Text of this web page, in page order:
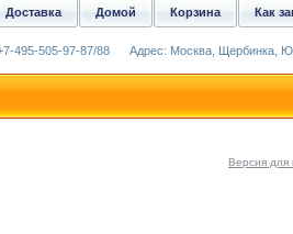
Версия для
Как
Корзина
Домой
Доставка
495-505-97-87/88 Адрес: Москва, Щербинка,